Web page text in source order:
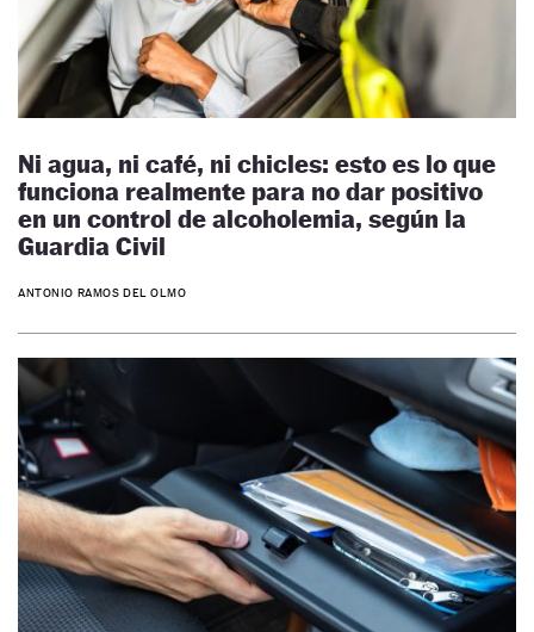
Ni agua, ni café, ni chicles: esto es lo que
funciona realmente para no dar positivo
en un control de alcoholemia, según la
Guardia Civil
ANTONIO RAMOS DEL OLMO